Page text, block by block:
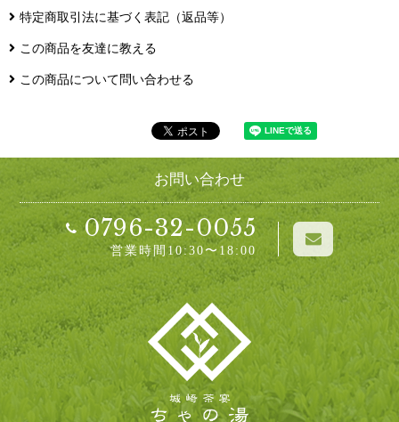
特定商取引法に基づく表記（返品等）
この商品を友達に教える
この商品について問い合わせる
お問い合わせ
0796-32-0055
営業時間10:30〜18:00